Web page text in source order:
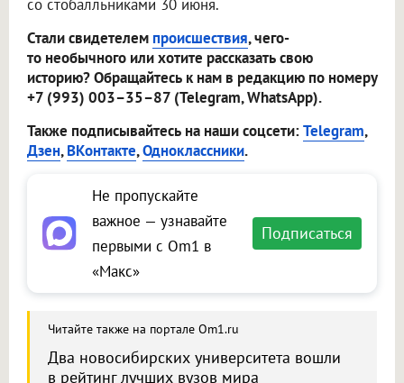
со стобалльниками 30 июня.
Стали свидетелем происшествия, чего-
то необычного или хотите рассказать свою
историю? Обращайтесь к нам в редакцию по номеру
+7 (993) 003–35–87 (Telegram, WhatsApp).
Также подписывайтесь на наши соцсети:Telegram,
Дзен,ВКонтакте,Одноклассники.
Не пропускайте
важное — узнавайте
первыми с Om1 в
«Макс»
Подписаться
Читайте также на портале Om1.ru
Два новосибирских университета вошли
в рейтинг лучших вузов мира